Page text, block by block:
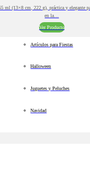
ml (13×8 cm, 222 g), práctica y elegante
en la…
Ver Producto
Artículos para Fiestas
Halloween
Juguetes y Peluches
Navidad